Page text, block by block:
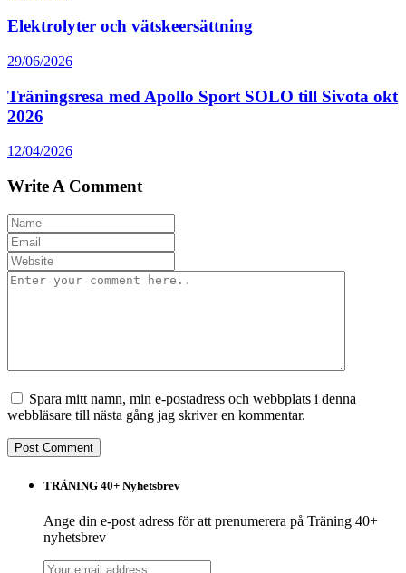
Elektrolyter och vätskeersättning
29/06/2026
Träningsresa med Apollo Sport SOLO till Sivota okt
2026
12/04/2026
Write A Comment
Spara mitt namn, min e-postadress och webbplats i denna
webbläsare till nästa gång jag skriver en kommentar.
TRÄNING 40+ Nyhetsbrev
Ange din e-post adress för att prenumerera på Träning 40+
nyhetsbrev